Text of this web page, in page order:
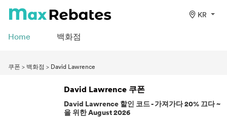
KR
Home 백화점
쿠폰 > 백화점 > David Lawrence
David Lawrence 쿠폰
David Lawrence 할인 코드 - 가져가다 20% 끄다 ~
을 위한 August 2026